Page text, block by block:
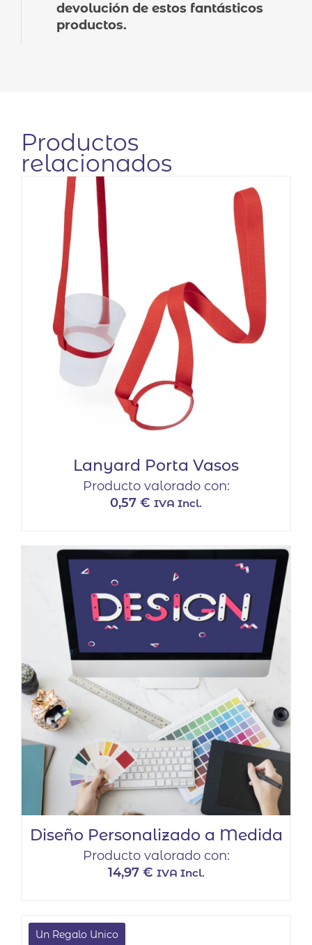
devolución de estos fantásticos
productos.
Productos
relacionados
Lanyard Porta Vasos
Producto valorado con:
0,57 € IVA Incl.
tiene
múltiples
variantes.
Las
opciones
se
pueden
elegir
en
página
de
producto
Diseño Personalizado a Medida
Producto valorado con:
14,97 € IVA Incl.
Un Regalo Unico